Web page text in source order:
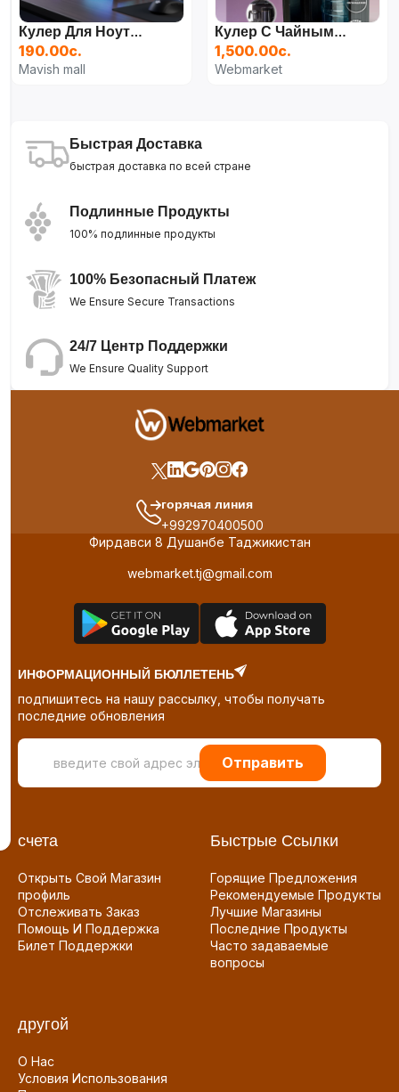
Кулер Для Ноутбука
190.00с.
Mavish mall
Кулер С Чайным Столиком, Для Нагрева И Охлаждения Воды, Фреон, Компрессор, Напольный
1,500.00с.
Webmarket
Быстрая Доставка
быстрая доставка по всей стране
Подлинные Продукты
100% подлинные продукты
100% Безопасный Платеж
We Ensure Secure Transactions
24/7 Центр Поддержки
We Ensure Quality Support
горячая линия
+992970400500
Фирдавси 8 Душанбе Таджикистан
webmarket.tj@gmail.com
ИНФОРМАЦИОННЫЙ БЮЛЛЕТЕНЬ
подпишитесь на нашу рассылку, чтобы получать
последние обновления
Отправить
счета
Открыть Свой Магазин
профиль
Отслеживать Заказ
Помощь И Поддержка
Билет Поддержки
Быстрые Ссылки
Горящие Предложения
Рекомендуемые Продукты
Лучшие Магазины
Последние Продукты
Часто задаваемые
вопросы
другой
О Нас
Условия Использования